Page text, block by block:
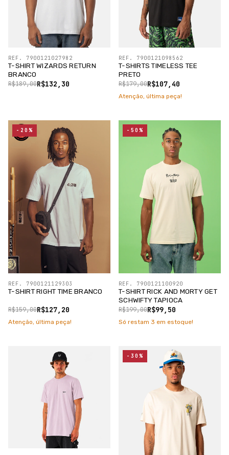
T-SHIRT WIZARDS RETURN
BRANCO
R$132,30
R$189,00
REF. 7900121027982
T-SHIRTS TIMELESS TEE
PRETO
R$107,40
R$179,00
REF. 7900121098562
Atenção, última peça!
T-SHIRT RIGHT TIME BRANCO
R$127,20
R$159,00
REF. 7900121129303
-20%
Atenção, última peça!
T-SHIRT RICK AND MORTY GET
SCHWIFTY TAPIOCA
R$99,50
R$199,00
REF. 7900121100920
-50%
Só restam 3 em estoque!
-30%